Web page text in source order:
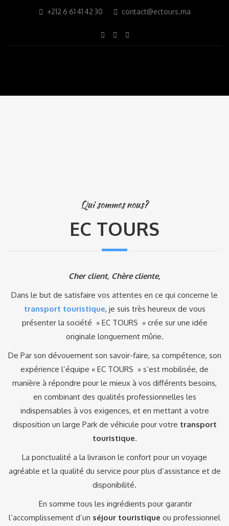
+212 6 61 41 42 30 contact@ectours.ma
Qui sommes nous?
EC TOURS
Cher client, Chère cliente,
Dans le but de satisfaire vos attentes en ce qui concerne le
transport touristique, je suis très heureux de vous
présenter la société » EC TOURS » crée sur une idée
originale longuement mûrie.
De Par son dévouement son savoir-faire, sa compétence, son
expérience l’équipe « EC TOURS » s’est mobilisée, de
manière à répondre pour le mieux à vos différents besoins,
en combinant des qualités professionnelles les
indispensables à vos exigences, et en mettant a votre
disposition un large Park de véhicule pour votre transport
touristique.
La ponctualité a la livraison le confort pour un voyage
agréable et la qualité du service pour plus d’assistance et de
disponibilité.
En somme tous les ingrédients pour garantir
l’accomplissement d’un séjour touristique ou professionnel